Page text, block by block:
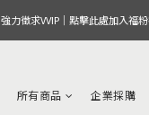
強力徵求VVIP｜點擊此處加入福
所有商品 企業採購